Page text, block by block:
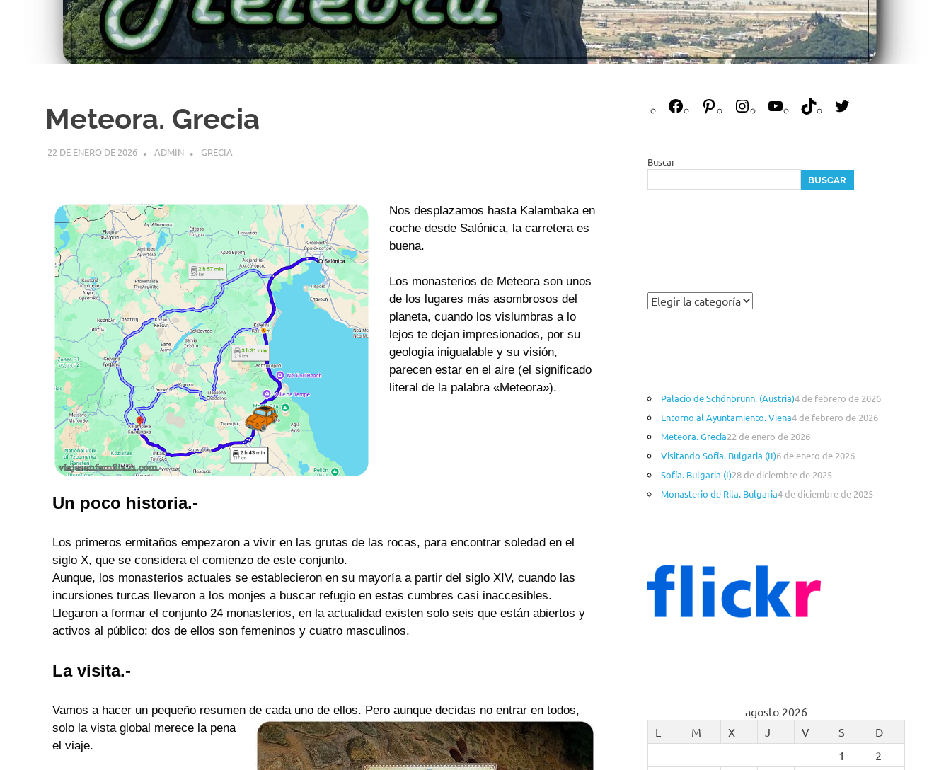
Meteora. Grecia
22 DE ENERO DE 2026 ADMIN GRECIA
Nos desplazamos hasta Kalambaka en
coche desde Salónica, la carretera es
buena.
Los monasterios de Meteora son unos
de los lugares más asombrosos del
planeta, cuando los vislumbras a lo
lejos te dejan impresionados, por su
geología inigualable y su visión,
parecen estar en el aire (el significado
literal de la palabra «Meteora»).
Un poco historia.-
Los primeros ermitaños empezaron a vivir en las grutas de las rocas, para encontrar soledad en el
siglo X, que se considera el comienzo de este conjunto.
Aunque, los monasterios actuales se establecieron en su mayoría a partir del siglo XIV, cuando las
incursiones turcas llevaron a los monjes a buscar refugio en estas cumbres casi inaccesibles.
Llegaron a formar el conjunto 24 monasterios, en la actualidad existen solo seis que están abiertos y
activos al público: dos de ellos son femeninos y cuatro masculinos.
La visita.-
Vamos a hacer un pequeño resumen de cada uno de ellos. Pero aunque decidas no entrar en todos,
solo la vista global merece la pena
el viaje.
Buscar
BUSCAR
Palacio de Schönbrunn. (Austria)4 de febrero de 2026
Entorno al Ayuntamiento. Viena4 de febrero de 2026
Meteora. Grecia22 de enero de 2026
Visitando Sofía. Bulgaria (II)6 de enero de 2026
Sofía. Bulgaria (I)28 de diciembre de 2025
Monasterio de Rila. Bulgaria4 de diciembre de 2025
agosto 2026
L
M X J V S
D
1
2